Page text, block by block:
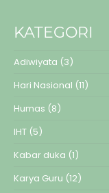
KATEGORI
Adiwiyata (3)
Hari Nasional (11)
Humas (8)
IHT (5)
Kabar duka (1)
Karya Guru (12)